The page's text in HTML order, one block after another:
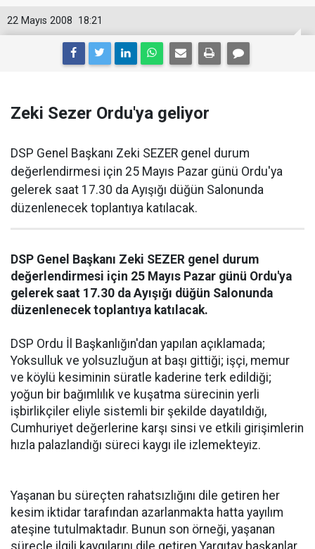
18:21
22 Mayıs 2008
Zeki Sezer Ordu'ya geliyor
DSP Genel Başkanı Zeki SEZER genel durum
değerlendirmesi için 25 Mayıs Pazar günü Ordu'ya
gelerek saat 17.30 da Ayışığı düğün Salonunda
düzenlenecek toplantıya katılacak.
DSP Genel Başkanı Zeki SEZER genel durum
değerlendirmesi için 25 Mayıs Pazar günü Ordu'ya
gelerek saat 17.30 da Ayışığı düğün Salonunda
düzenlenecek toplantıya katılacak.
DSP Ordu İl Başkanlığın'dan yapılan açıklamada;
Yoksulluk ve yolsuzluğun at başı gittiği; işçi, memur
ve köylü kesiminin süratle kaderine terk edildiği;
yoğun bir bağımlılık ve kuşatma sürecinin yerli
işbirlikçiler eliyle sistemli bir şekilde dayatıldığı,
Cumhuriyet değerlerine karşı sinsi ve etkili girişimlerin
hızla palazlandığı süreci kaygı ile izlemekteyiz.
Yaşanan bu süreçten rahatsızlığını dile getiren her
kesim iktidar tarafından azarlanmakta hatta yayılım
ateşine tutulmaktadır. Bunun son örneği, yaşanan
süreçle ilgili kaygılarını dile getiren Yargıtay başkanlar